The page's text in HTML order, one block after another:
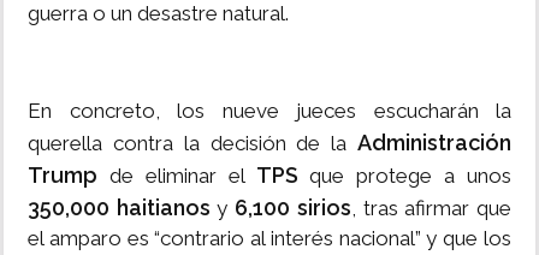
guerra o un desastre natural.
En concreto, los nueve jueces escucharán la
querella contra la decisión de la Administración
Trump de eliminar el TPS que protege a unos
350,000 haitianos y 6,100 sirios, tras afirmar que
el amparo es “contrario al interés nacional” y que los